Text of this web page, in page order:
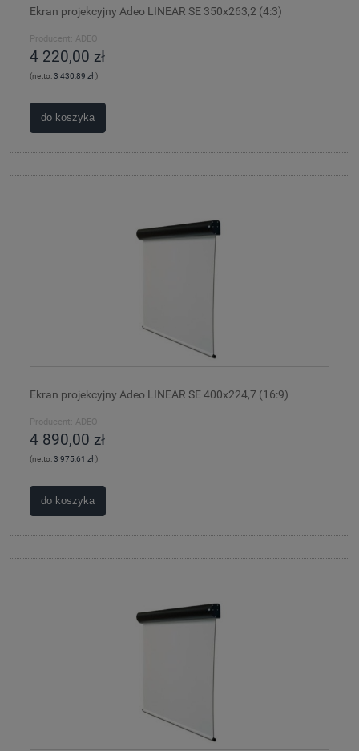
Ekran projekcyjny Adeo LINEAR SE 350x263,2 (4:3)
Producent: ADEO
4 220,00 zł
(netto:3 430,89 zł)
do koszyka
Ekran projekcyjny Adeo LINEAR SE 400x224,7 (16:9)
Producent: ADEO
4 890,00 zł
(netto:3 975,61 zł)
do koszyka